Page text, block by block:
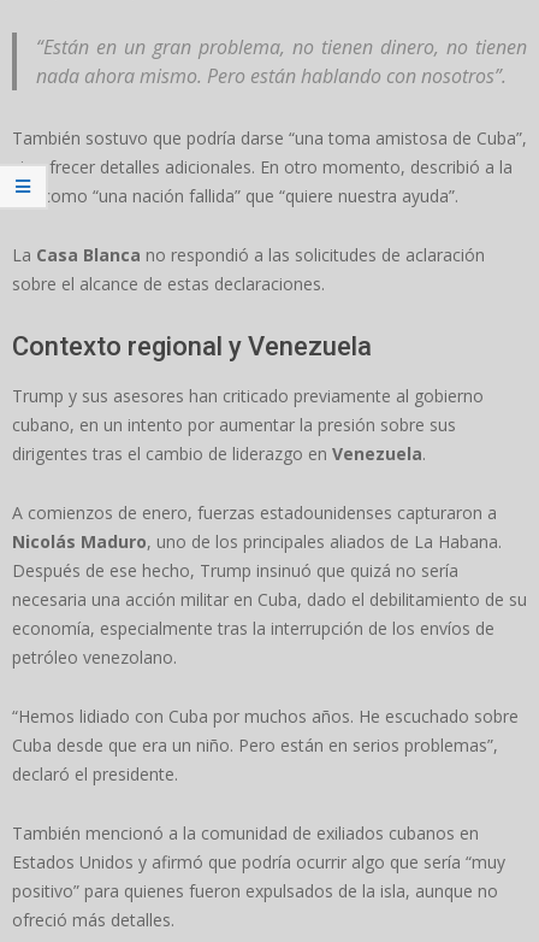
“Están en un gran problema, no tienen dinero, no tienen
nada ahora mismo. Pero están hablando con nosotros”.
También sostuvo que podría darse “una toma amistosa de Cuba”,
sin ofrecer detalles adicionales. En otro momento, describió a la
isla como “una nación fallida” que “quiere nuestra ayuda”.
La Casa Blanca no respondió a las solicitudes de aclaración
sobre el alcance de estas declaraciones.
Contexto regional y Venezuela
Trump y sus asesores han criticado previamente al gobierno
cubano, en un intento por aumentar la presión sobre sus
dirigentes tras el cambio de liderazgo en Venezuela.
A comienzos de enero, fuerzas estadounidenses capturaron a
Nicolás Maduro, uno de los principales aliados de La Habana.
Después de ese hecho, Trump insinuó que quizá no sería
necesaria una acción militar en Cuba, dado el debilitamiento de su
economía, especialmente tras la interrupción de los envíos de
petróleo venezolano.
“Hemos lidiado con Cuba por muchos años. He escuchado sobre
Cuba desde que era un niño. Pero están en serios problemas”,
declaró el presidente.
También mencionó a la comunidad de exiliados cubanos en
Estados Unidos y afirmó que podría ocurrir algo que sería “muy
positivo” para quienes fueron expulsados de la isla, aunque no
ofreció más detalles.